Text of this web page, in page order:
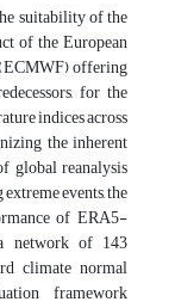
suitability of the
of the European
offering
for the
indices across
the inherent
global reanalysis
events, the
of ERA5-
network of 143
climate normal
framework